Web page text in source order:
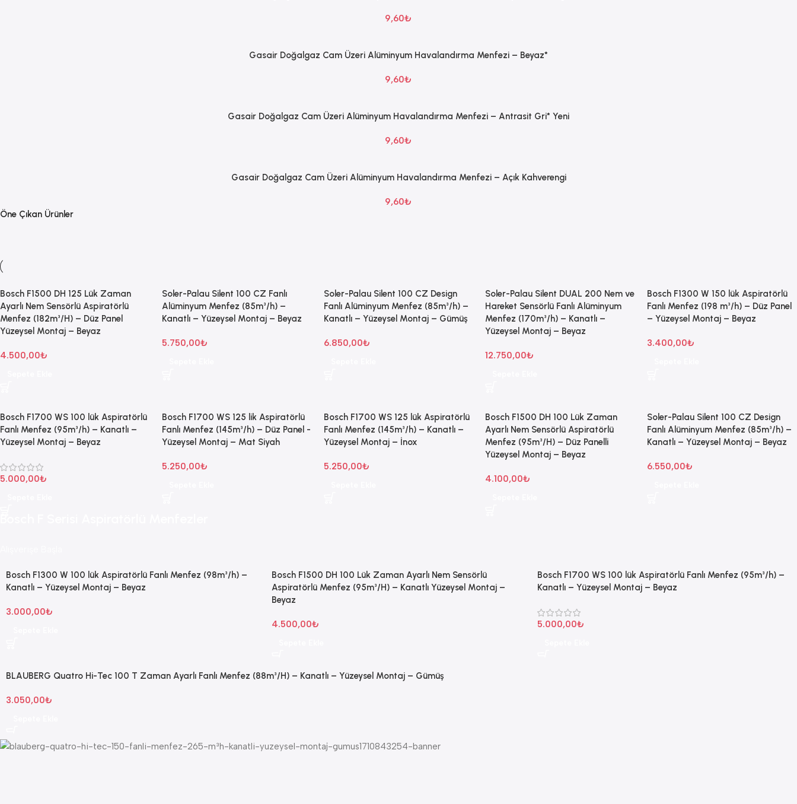
9,60₺
Gasair Doğalgaz Cam Üzeri Alüminyum Havalandırma Menfezi – Beyaz*
9,60₺
Gasair Doğalgaz Cam Üzeri Alüminyum Havalandırma Menfezi – Antrasit Gri* Yeni
9,60₺
Gasair Doğalgaz Cam Üzeri Alüminyum Havalandırma Menfezi – Açık Kahverengi
9,60₺
Öne Çıkan Ürünler
Bosch F1500 DH 125 Lük Zaman
Ayarlı Nem Sensörlü Aspiratörlü
Menfez (182m³/H) – Düz Panel
Yüzeysel Montaj – Beyaz
4.500,00₺
Soler-Palau Silent 100 CZ Fanlı
Alüminyum Menfez (85m³/h) –
Kanatlı – Yüzeysel Montaj – Beyaz
5.750,00₺
Soler-Palau Silent 100 CZ Design
Fanlı Alüminyum Menfez (85m³/h) –
Kanatlı – Yüzeysel Montaj – Gümüş
6.850,00₺
Soler-Palau Silent DUAL 200 Nem ve
Hareket Sensörlü Fanlı Alüminyum
Menfez (170m³/h) – Kanatlı –
Yüzeysel Montaj – Beyaz
12.750,00₺
Bosch F1300 W 150 lük Aspiratörlü
Fanlı Menfez (198 m³/h) – Düz Panel
– Yüzeysel Montaj – Beyaz
3.400,00₺
Bosch F1700 WS 100 lük Aspiratörlü
Fanlı Menfez (95m³/h) – Kanatlı –
Yüzeysel Montaj – Beyaz
5.000,00₺
Bosch F1700 WS 125 lik Aspiratörlü
Fanlı Menfez (145m³/h) – Düz Panel -
Yüzeysel Montaj – Mat Siyah
5.250,00₺
Bosch F1700 WS 125 lük Aspiratörlü
Fanlı Menfez (145m³/h) – Kanatlı –
Yüzeysel Montaj – İnox
5.250,00₺
Bosch F1500 DH 100 Lük Zaman
Ayarlı Nem Sensörlü Aspiratörlü
Menfez (95m³/H) – Düz Panelli
Yüzeysel Montaj – Beyaz
4.100,00₺
Soler-Palau Silent 100 CZ Design
Fanlı Alüminyum Menfez (85m³/h) –
Kanatlı – Yüzeysel Montaj – Beyaz
6.550,00₺
Bosch F1300 W 100 lük Aspiratörlü Fanlı Menfez (98m³/h) –
Kanatlı – Yüzeysel Montaj – Beyaz
3.000,00₺
Bosch F1500 DH 100 Lük Zaman Ayarlı Nem Sensörlü
Aspiratörlü Menfez (95m³/H) – Kanatlı Yüzeysel Montaj –
Beyaz
4.500,00₺
Bosch F1700 WS 100 lük Aspiratörlü Fanlı Menfez (95m³/h) –
Kanatlı – Yüzeysel Montaj – Beyaz
5.000,00₺
BLAUBERG Quatro Hi-Tec 100 T Zaman Ayarlı Fanlı Menfez (88m³/H) – Kanatlı – Yüzeysel Montaj – Gümüş
3.050,00₺